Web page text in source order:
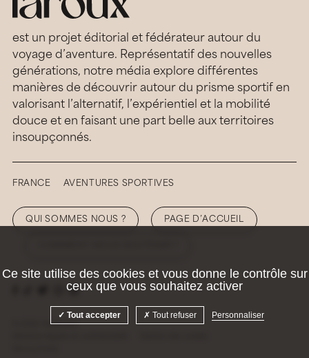
est un projet éditorial et fédérateur autour du
voyage d’aventure. Représentatif des nouvelles
générations, notre média explore différentes
manières de découvrir autour du prisme sportif en
valorisant l’alternatif, l’expérientiel et la mobilité
douce et en faisant une part belle aux territoires
insoupçonnés.
FRANCE AVENTURES SPORTIVES
QUI SOMMES NOUS ? PAGE D’ACCUEIL
© 2026 Hellolaroux
Ce site utilise des cookies et vous donne le contrôle sur
ceux que vous souhaitez activer
Tout accepter Tout refuser Personnaliser